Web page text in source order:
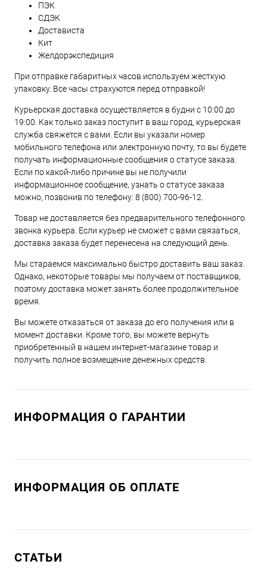
ПЭК
СДЭК
Достависта
Кит
Желдорэкспедиция
При отправке габаритных часов используем жесткую
упаковку. Все часы страхуются перед отправкой!
Курьерская доставка осуществляется в будни с 10:00 до
19:00. Как только заказ поступит в ваш город, курьерская
служба свяжется с вами. Если вы указали номер
мобильного телефона или электронную почту, то вы будете
получать информационные сообщения о статусе заказа.
Если по какой-либо причине вы не получили
информационное сообщение, узнать о статусе заказа
можно, позвонив по телефону: 8 (800) 700-96-12.
Товар не доставляется без предварительного телефонного
звонка курьера. Если курьер не сможет с вами связаться,
доставка заказа будет перенесена на следующий день.
Мы стараемся максимально быстро доставить ваш заказ.
Однако, некоторые товары мы получаем от поставщиков,
поэтому доставка может занять более продолжительное
время.
Вы можете отказаться от заказа до его получения или в
момент доставки. Кроме того, вы можете вернуть
приобретенный в нашем интернет-магазине товар и
получить полное возмещение денежных средств.
ИНФОРМАЦИЯ О ГАРАНТИИ
ИНФОРМАЦИЯ ОБ ОПЛАТЕ
СТАТЬИ